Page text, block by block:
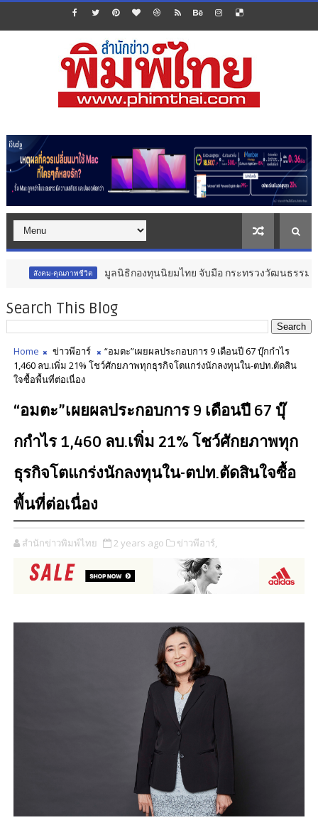
ณภาพชีวิต มูลนิธิกองทุนนิยมไทย จับมือ กระทรวงวัฒนธรรม แถลงเปิดตัว
Search This Blog
Home ข่าวพีอาร์
“อมตะ”เผยผลประกอบการ 9 เดือนปี 67 บุ๊กกำไร
1,460 ลบ.เพิ่ม 21% โชว์ศักยภาพทุกธุรกิจโตแกร่งนักลงทุนใน-ตปท.ตัดสิน
ใจซื้อพื้นที่ต่อเนื่อง
“อมตะ”เผยผลประกอบการ 9 เดือนปี 67 บุ๊
กกำไร 1,460 ลบ.เพิ่ม 21% โชว์ศักยภาพทุก
ธุรกิจโตแกร่งนักลงทุนใน-ตปท.ตัดสินใจซื้อ
พื้นที่ต่อเนื่อง
สำนักข่าวพิมพ์ไทย 2 years ago ข่าวพีอาร์,